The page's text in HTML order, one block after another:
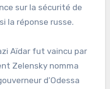
sur la sécurité de
la réponse russe.
Aïdar fut vaincu par
Zelensky nomma
d’Odessa